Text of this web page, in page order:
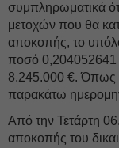
συμπληρωματικά
μετοχών που θα
αποκοπής, το
ποσό 0,204052641
8.245.000 €. Όπως
παρακάτω
Από την Τετάρτη
αποκοπής του